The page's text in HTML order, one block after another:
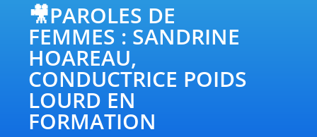
🎥PAROLES DE
FEMMES : SANDRINE
HOAREAU,
CONDUCTRICE POIDS
LOURD EN
FORMATION